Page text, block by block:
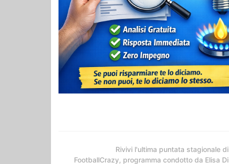
Rivivi l'ultima puntata stagionale di
FootballCrazy, programma condotto da Elisa Di